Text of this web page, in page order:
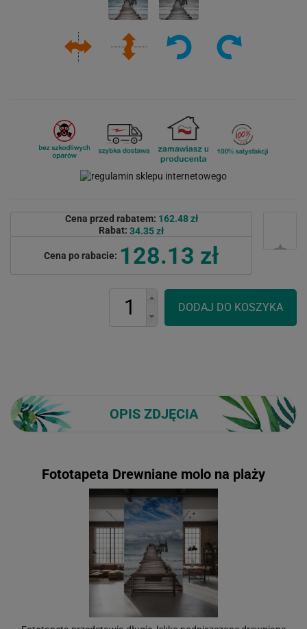
Cena przed rabatem: 162.48 zł
Rabat: 34.35 zł
Cena po rabacie: 128.13 zł
OPIS ZDJĘCIA
Fototapeta Drewniane molo na plaży